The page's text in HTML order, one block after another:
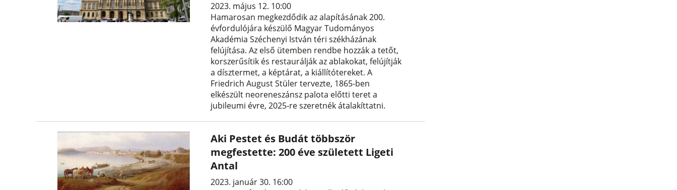
2023. május 12. 10:00
Hamarosan megkezdődik az alapításának 200.
évfordulójára készülő Magyar Tudományos
Akadémia Széchenyi István téri székházának
felújítása. Az első ütemben rendbe hozzák a tetőt,
korszerűsítik és restaurálják az ablakokat, felújítják
a dísztermet, a képtárat, a kiállítótereket. A
Friedrich August Stüler tervezte, 1865-ben
elkészült neoreneszánsz palota előtti teret a
jubileumi évre, 2025-re szeretnék átalakíttatni.
Aki Pestet és Budát többször
megfestette: 200 éve született Ligeti
Antal
2023. január 30. 16:00